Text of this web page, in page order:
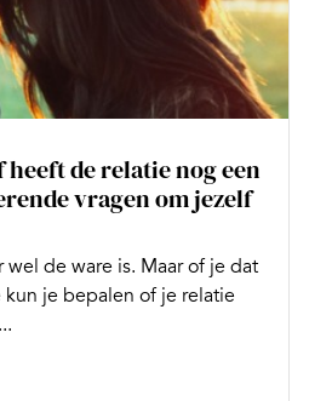
heeft de relatie nog een
vragen om jezelf
de ware is. Maar of je dat
je bepalen of je relatie